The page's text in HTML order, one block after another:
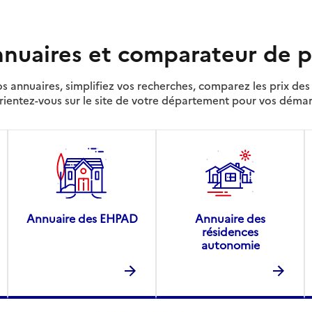
et comparateur de
annuaires, simplifiez vos recherches, comparez les prix des
vous sur le site de votre département pour vos
Annuaire des EHPAD
Annuaire des
résidences
autonomie